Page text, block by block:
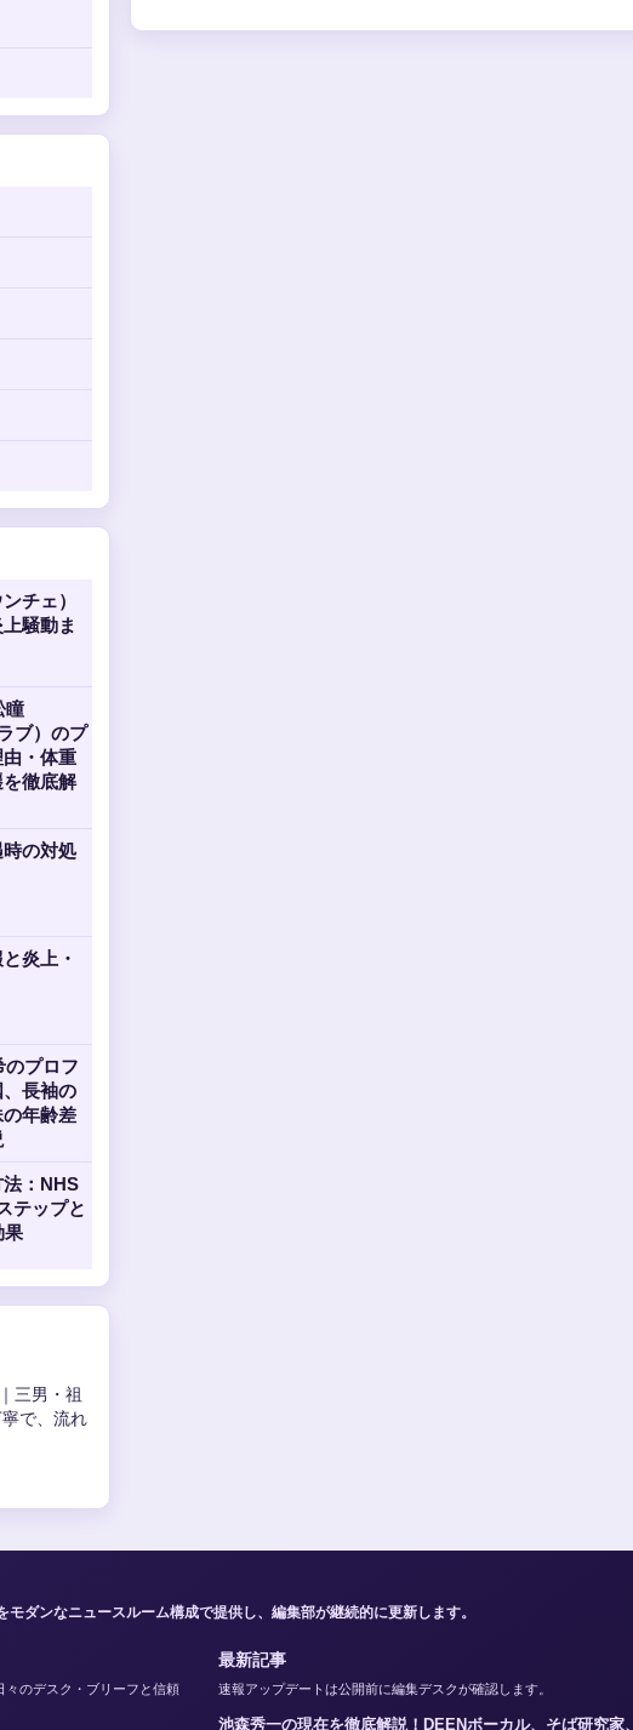
チェ）
騒動ま
瞳
ブ）のプ
・体重
徹底解
の対処
炎上・
のプロフ
、長袖の
年齢差
：NHS
テップと
果
三男・祖
で、流れ
ダンなニュースルーム構成で提供し、編集部が継続的に更新します。
々のデスク・ブリーフと信頼
最新記事
速報アップデートは公開前に編集デスクが確認します。
池森秀一の現在を徹底解説！DEENボーカル、そば研究家、